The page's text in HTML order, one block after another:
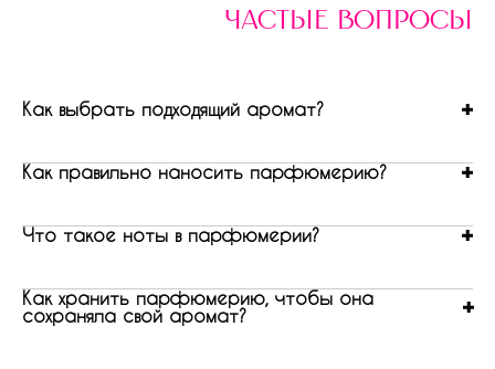
частые вопросы
Как выбрать подходящий аромат?
Как правильно наносить парфюмерию?
Что такое ноты в парфюмерии?
Как хранить парфюмерию, чтобы она
сохраняла свой аромат?